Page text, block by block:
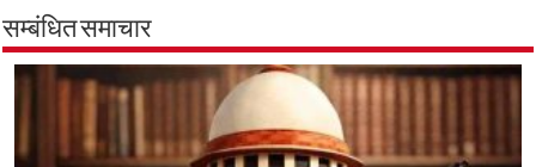
b
o
o
s
A
p
p
t
e
r
r
a
i
n
सम्बंधित समाचार